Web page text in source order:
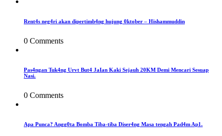
Rent4s neg4ri akan dipertimb4ng hujung 0ktober – Hishammuddin
0 Comments
Pas4ngan Tuk4ng Urvt But4 JaIan Kaki Sejauh 20KM Demi Mencari Sesuap
Nasi.
0 Comments
Apa Punca? Angg0ta Bomba Tiba-tiba Diser4ng Masa tengah Pad4m Ap1.